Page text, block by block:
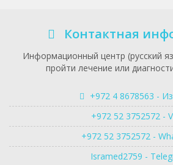
Контактная
Информационный центр (русский
пройти лечение или
+972 4 8678563 -
+972 52 3752572 -
+972 52 3752572 -
Isramed2759 -